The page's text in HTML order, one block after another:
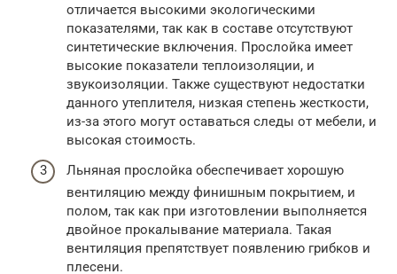
отличается высокими экологическими
показателями, так как в составе отсутствуют
синтетические включения. Прослойка имеет
высокие показатели теплоизоляции, и
звукоизоляции. Также существуют недостатки
данного утеплителя, низкая степень жесткости,
из-за этого могут оставаться следы от мебели, и
высокая стоимость.
Льняная прослойка обеспечивает хорошую
вентиляцию между финишным покрытием, и
полом, так как при изготовлении выполняется
двойное прокалывание материала. Такая
вентиляция препятствует появлению грибков и
плесени.